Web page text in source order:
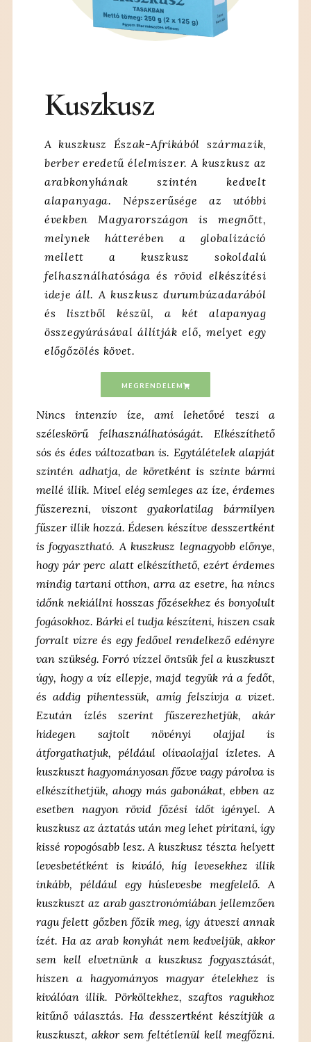
Kuszkusz
A kuszkusz Észak-Afrikából származik,
berber eredetű élelmiszer. A kuszkusz az
arabkonyhának szintén kedvelt
alapanyaga. Népszerűsége az utóbbi
években Magyarországon ismegnőtt,
melynek hátterében a globalizáció
mellett a kuszkusz sokoldalú
felhasználhatóságaés rövid elkészítési
ideje áll.A kuszkusz durumbúzadarából
és lisztből készül, a két alapanyag
összegyúrásával állítják elő, melyet egy
előgőzölés követ.
MEGRENDELEM
Nincs intenzív íze, ami lehetővé teszi a
széleskörű felhasználhatóságát. Elkészíthető
sós és édes változatban is. Egytálételek alapját
szintén adhatja, de köretként is szinte bármi
mellé illik. Mivel elég semleges az íze, érdemes
fűszerezni, viszont gyakorlatilag bármilyen
fűszer illik hozzá. Édesen készítve desszertként
is fogyasztható. A kuszkusz legnagyobb előnye,
hogy pár perc alatt elkészíthető, ezért érdemes
mindig tartani otthon, arra az esetre, ha nincs
időnk nekiállni hosszas főzésekhez és bonyolult
fogásokhoz. Bárki el tudja készíteni, hiszen csak
forralt vízre és egy fedővel rendelkező edényre
van szükség. Forró vízzel öntsük fel a kuszkuszt
úgy, hogy a víz ellepje, majd tegyük rá a fedőt,
és addig pihentessük, amíg felszívja a vizet.
Ezután ízlés szerint fűszerezhetjük, akár
hidegen sajtolt növényi olajjal is
átforgathatjuk, például olívaolajjal ízletes. A
kuszkuszt hagyományosan főzve vagy párolva is
elkészíthetjük, ahogy más gabonákat, ebben az
esetben nagyon rövid főzési időt igényel. A
kuszkusz az áztatás után meg lehet pirítani, így
kissé ropogósabb lesz. A kuszkusz tészta helyett
levesbetétként is kiváló, híg levesekhez illik
inkább, például egy húslevesbe megfelelő. A
kuszkuszt az arab gasztronómiában jellemzően
ragu felett gőzben főzik meg, így átveszi annak
ízét. Ha az arab konyhát nem kedveljük, akkor
sem kell elvetnünk a kuszkusz fogyasztását,
hiszen a hagyományos magyar ételekhez is
kiválóan illik. Pörköltekhez, szaftos ragukhoz
kitűnő választás. Ha desszertként készítjük a
kuszkuszt, akkor sem feltétlenül kell megfőzni.